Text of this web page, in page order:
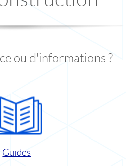
ou d'informations ?
Guides